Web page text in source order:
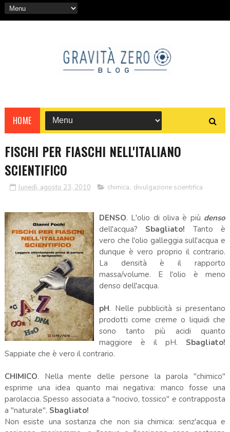
HOME
FISCHI PER FIASCHI NELL'ITALIANO
SCIENTIFICO
lunedì, agosto 23, 2010 chimica, divulgazione scientifica
DENSO. L'olio di oliva è più denso
dell'acqua? Sbagliato! Tanto è
vero che l'olio galleggia sull'acqua e
dunque è vero proprio il contrario.
La densità è il rapporto
massa/volume. E l'olio è meno
denso dell'acqua.
pH. Nelle pubblicità si presentano
prodotti come creme o liquidi che
sono tanto più acidi quanto
maggiore è il pH. Sbagliato!
Sappiate che è vero il contrario.
CHIMICO. Nella mente delle persone la parola "chimico"
esprime una idea quanto mai negativa: manco fosse una
parolaccia. Spesso associata a "nocivo, tossico" e contrapposta
a "naturale". Sbagliato!
Non esiste una sostanza che non sia chimica: senz'acqua e